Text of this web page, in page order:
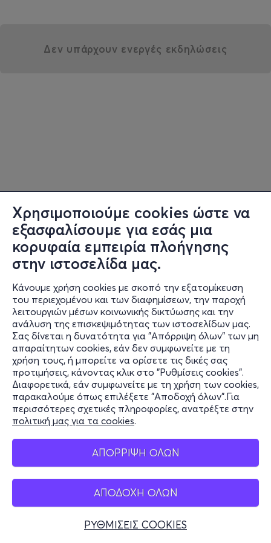
Χρησιμοποιούμε cookies ώστε να
εξασφαλίσουμε για εσάς μια
κορυφαία εμπειρία πλοήγησης
στην ιστοσελίδα μας.
Κάνουμε χρήση cookies με σκοπό την εξατομίκευση
του περιεχομένου και των διαφημίσεων, την παροχή
λειτουργιών μέσων κοινωνικής δικτύωσης και την
ανάλυση της επισκεψιμότητας των ιστοσελίδων μας.
Σας δίνεται η δυνατότητα για "Απόρριψη όλων" των μη
απαραίτητων cookies, εάν δεν συμφωνείτε με τη
χρήση τους, ή μπορείτε να ορίσετε τις δικές σας
προτιμήσεις, κάνοντας κλικ στο "Ρυθμίσεις cookies".
Διαφορετικά, εάν συμφωνείτε με τη χρήση των cookies,
παρακαλούμε όπως επιλέξετε "Αποδοχή όλων".Για
περισσότερες σχετικές πληροφορίες, ανατρέξτε στην
πολιτική μας για τα cookies.
ΑΠΟΡΡΙΨΗ ΟΛΩΝ
ΑΠΟΔΟΧΗ ΟΛΩΝ
ΡΥΘΜΙΣΕΙΣ COOKIES
Δεν υπάρχουν ενεργές εκδηλώσεις